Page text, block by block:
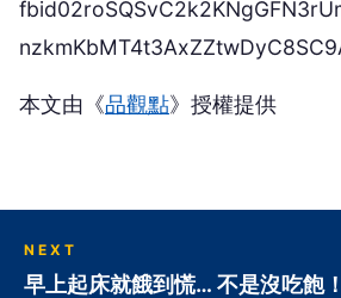
本文由《品觀點》授權提供
NEXT
早上起床就餓到慌…